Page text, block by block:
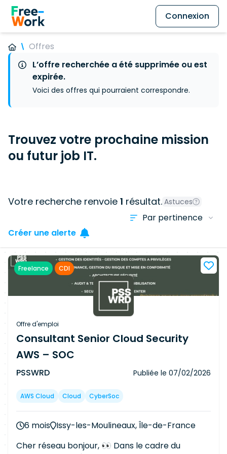
Connexion
Offres
L’offre recherchée a été supprimée ou est
expirée.
Voici des offres qui pourraient correspondre.
Trouvez votre prochaine mission
ou futur job IT.
Votre recherche renvoie 1 résultat. Astuces
Créer une alerte
Freelance CDI
Offre d'emploi
Consultant Senior Cloud Security
AWS – SOC
PSSWRD Publiée le 07/02/2026
AWS Cloud Cloud CyberSoc
6 mois Issy-les-Moulineaux, Île-de-France
Cher réseau bonjour, 👀 Dans le cadre du